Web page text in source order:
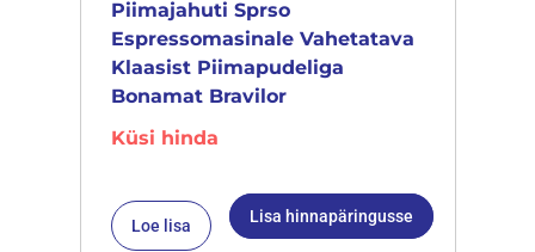
Piimajahuti Sprso
Espressomasinale Vahetatava
Klaasist Piimapudeliga
Bonamat Bravilor
Küsi hinda
Loe lisa Lisa hinnapäringusse